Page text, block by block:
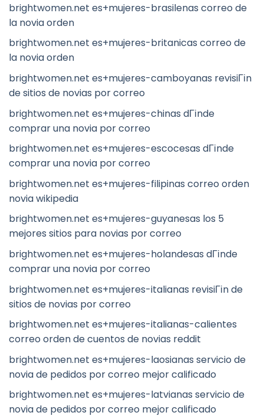
brightwomen.net es+mujeres-brasilenas correo de
la novia orden
brightwomen.net es+mujeres-britanicas correo de
la novia orden
brightwomen.net es+mujeres-camboyanas revisiГіn
de sitios de novias por correo
brightwomen.net es+mujeres-chinas dГіnde
comprar una novia por correo
brightwomen.net es+mujeres-escocesas dГіnde
comprar una novia por correo
brightwomen.net es+mujeres-filipinas correo orden
novia wikipedia
brightwomen.net es+mujeres-guyanesas los 5
mejores sitios para novias por correo
brightwomen.net es+mujeres-holandesas dГіnde
comprar una novia por correo
brightwomen.net es+mujeres-italianas revisiГіn de
sitios de novias por correo
brightwomen.net es+mujeres-italianas-calientes
correo orden de cuentos de novias reddit
brightwomen.net es+mujeres-laosianas servicio de
novia de pedidos por correo mejor calificado
brightwomen.net es+mujeres-latvianas servicio de
novia de pedidos por correo mejor calificado